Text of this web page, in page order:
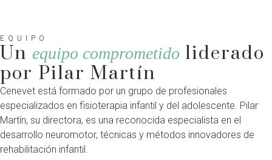
EQUIPO
Un equipo comprometido liderado
por Pilar Martín
Cenevet está formado por un grupo de profesionales
especializados en fisioterapia infantil y del adolescente. Pilar
Martín, su directora, es una reconocida especialista en el
desarrollo neuromotor, técnicas y métodos innovadores de
rehabilitación infantil.